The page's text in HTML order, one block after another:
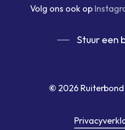
Volg ons ook op
Stuur een
© 2026